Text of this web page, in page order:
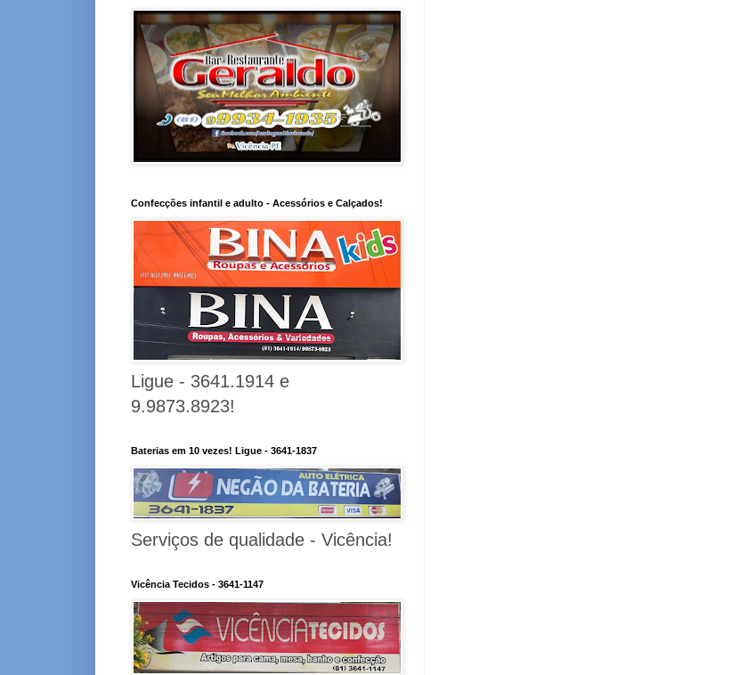
Confecções infantil e adulto - Acessórios e Calçados!
Ligue - 3641.1914 e
9.9873.8923!
Baterias em 10 vezes! Ligue - 3641-1837
Serviços de qualidade - Vicência!
Vicência Tecidos - 3641-1147